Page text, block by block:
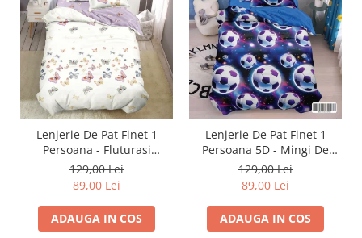
Lenjerie De Pat Finet 1
Persoana - Fluturasi
Multicolori
129,00 Lei
89,00 Lei
ADAUGA IN COS
Lenjerie De Pat Finet 1
Persoana 5D - Mingi De
Fotbal In Galaxie
129,00 Lei
89,00 Lei
ADAUGA IN COS